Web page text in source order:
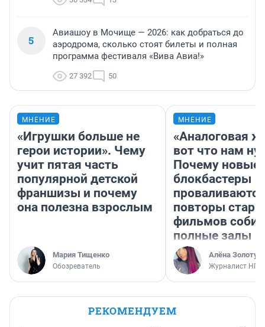
5
Авиашоу в Мочище — 2026: как добраться до
аэродрома, сколько стоят билеты и полная
программа фестиваля «Вива Авиа!»
27 392 50
МНЕНИЕ
«Игрушки больше не
герои истории». Чему
учит пятая часть
популярной детской
франшизы и почему
она полезна взрослым
Мария Тищенко
Обозреватель
МНЕНИЕ
«Аналоговая
вот что нам
Почему новые
блокбастеры
повторы
фильмов
полные залы
Алёна
Журналист НГС
РЕКОМЕНДУЕМ